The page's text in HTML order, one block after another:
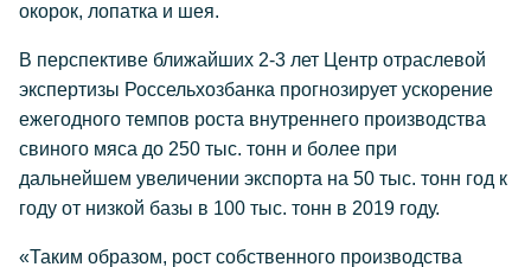
окорок, лопатка и шея.
В перспективе ближайших 2-3 лет Центр отраслевой
экспертизы Россельхозбанка прогнозирует ускорение
ежегодного темпов роста внутреннего производства
свиного мяса до 250 тыс. тонн и более при
дальнейшем увеличении экспорта на 50 тыс. тонн год к
году от низкой базы в 100 тыс. тонн в 2019 году.
«Таким образом, рост собственного производства